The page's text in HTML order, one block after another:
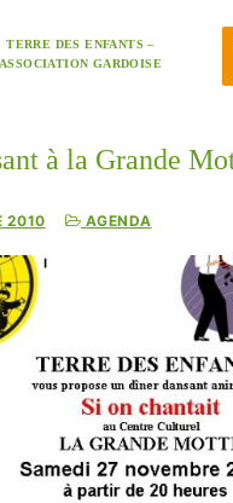
TERRE DES ENFANTS –
ASSOCIATION GARDOISE
à la Grande
2010 AGENDA